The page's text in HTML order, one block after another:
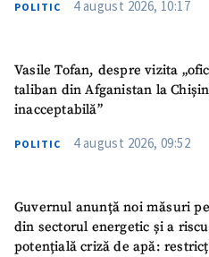
POLITIC 4 august 2026, 10:17
Vasile Tofan, despre vizita
taliban din Afganistan la
inacceptabilă”
POLITIC 4 august 2026, 09:52
Guvernul anunță noi măsuri
din sectorul energetic și a
potențială criză de apă: